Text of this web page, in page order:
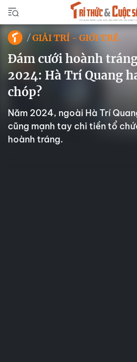
GIẢI TRÍ - GIỚI TRẺ
Đám cưới hoành
2024: Hà Trí Quang
chóp?
Năm 2024, ngoài Hà Trí
cũng mạnh tay chi tiền tổ
hoành tráng.